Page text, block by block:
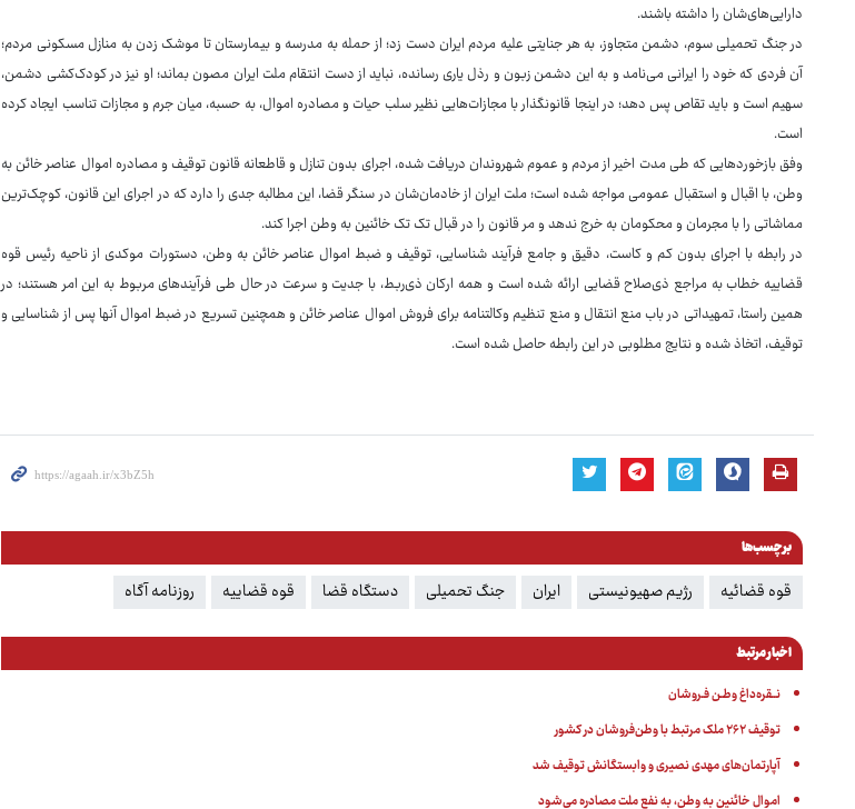
دارایی‌های‌شان را داشته باشند.
در جنگ تحمیلی سوم، دشمن متجاوز، به هر جنایتی علیه مردم ایران دست زد؛ از حمله به مدرسه و بیمارستان تا موشک زدن به منازل مسکونی مردم؛
آن فردی که خود را ایرانی می‌نامد و به این دشمن زبون و رذل یاری رسانده، نباید از دست انتقام ملت ایران مصون بماند؛ او نیز در کودک‌کشی دشمن،
سهیم است و باید تقاص پس دهد؛ در اینجا قانونگذار با مجازات‌هایی نظیر سلب حیات و مصادره اموال، به حسبه، میان جرم و مجازات تناسب ایجاد کرده
است.
وفق بازخوردهایی که طی مدت اخیر از مردم و عموم شهروندان دریافت شده، اجرای بدون تنازل و قاطعانه قانون توقیف و مصادره اموال عناصر خائن به
وطن، با اقبال و استقبال عمومی مواجه شده است؛ ملت ایران از خادمان‌شان در سنگر قضا، این مطالبه جدی را دارد که در اجرای این قانون، کوچک‌ترین
مماشاتی را با مجرمان و محکومان به خرج ندهد و مر قانون را در قبال تک تک خائنین به وطن اجرا کند.
در رابطه با اجرای بدون کم و کاست، دقیق و جامع فرآیند شناسایی، توقیف و ضبط اموال عناصر خائن به وطن، دستورات موکدی از ناحیه رئیس قوه
قضاییه خطاب به مراجع ذی‌صلاح قضایی ارائه شده است و همه ارکان ذی‌ربط، با جدیت و سرعت در حال طی فرآیندهای مربوط به این امر هستند؛ در
همین راستا، تمهیداتی در باب منع انتقال و منع تنظیم وکالتنامه برای فروش اموال عناصر خائن و همچنین تسریع در ضبط اموال آنها پس از شناسایی و
توقیف، اتخاذ شده و نتایج مطلوبی در این رابطه حاصل شده است.
برچسب‌ها
قوه قضائیه رژیم صهیونیستی ایران جنگ تحمیلی دستگاه قضا قوه قضاییه روزنامه آگاه
اخبار مرتبط
نــقره‌داغ وطـن فـروشان
توقیف ۲۶۲ ملک مرتبط با وطن‌فروشان در کشور
آپارتمان‌های مهدی نصیری و وابستگانش توقیف شد
اموال خائنین به وطن، به نفع ملت مصادره می‌شود